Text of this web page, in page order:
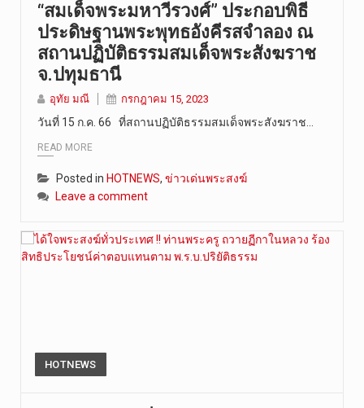
ฉับพลัน!! …
“สมเด็จพระมหาวีรวงศ์” ประกอบพิธี
ประดิษฐานพระพุทธอังคีรสจำลอง ณ
สถานปฏิบัติธรรมสมเด็จพระสังฆราช
จ.ปทุมธานี
อุทัย มณี กรกฎาคม 15, 2023
วันที่ 15 ก.ค. 66 ที่สถานปฏิบัติธรรมสมเด็จพระสังฆราช…
READ MORE
Posted in HOTNEWS, ข่าวเด่นพระสงฆ์
Leave a comment
HOTNEWS